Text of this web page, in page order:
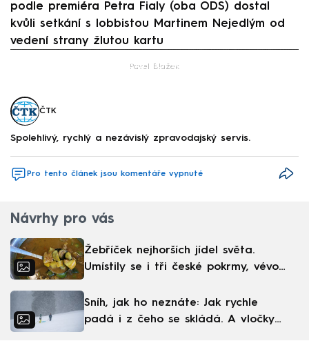
podle premiéra Petra Fialy (oba ODS) dostal
kvůli setkání s lobbistou Martinem Nejedlým od
vedení strany žlutou kartu
Failed to fetch
Pavel Blažek
ČTK
Spolehlivý, rychlý a nezávislý zpravodajský servis.
Pro tento článek jsou komentáře vypnuté
Návrhy pro vás
Žebříček nejhorších jídel světa.
Umístily se i tři české pokrmy, vévodí
Sníh, jak ho neznáte: Jak rychle
padá i z čeho se skládá. A vločky